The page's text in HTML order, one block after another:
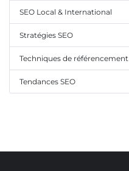
SEO Local & International
Stratégies SEO
Techniques de référencement
Tendances SEO